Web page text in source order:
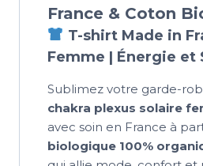
France & Coton
T-shirt Made in
Femme | Énergie et
Sublimez votre garde-
chakra plexus solaire
avec soin en France à
biologique 100%